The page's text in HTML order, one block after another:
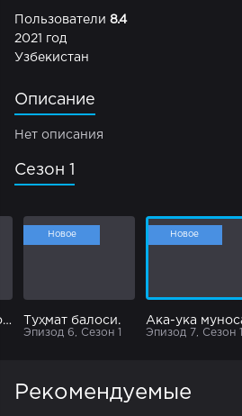
Пользователи 8.4
2021 год
Узбекистан
Описание
Нет описания
Сезон 1
Ковидга эътиборсизлик қилган отахон қисмати.
Новое
Туҳмат балоси.
Эпизод 6, Сезон 1
Новое
Эпизод 7, Сезон 1
Рекомендуемые